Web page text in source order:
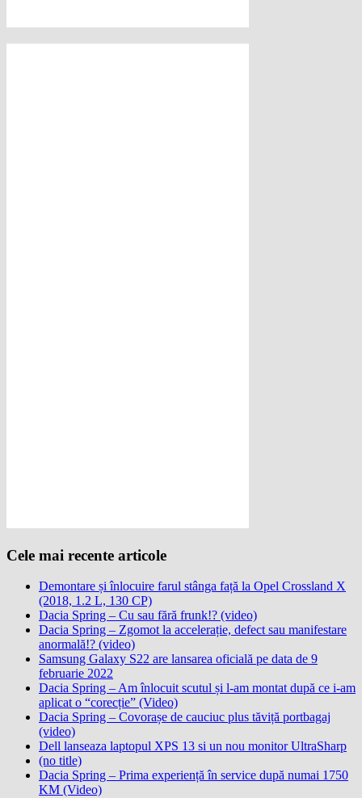
Cele mai recente articole
Demontare și înlocuire farul stânga față la Opel Crossland X
(2018, 1.2 L, 130 CP)
Dacia Spring – Cu sau fără frunk!? (video)
Dacia Spring – Zgomot la accelerație, defect sau manifestare
anormală!? (video)
Samsung Galaxy S22 are lansarea oficială pe data de 9
februarie 2022
Dacia Spring – Am înlocuit scutul și l-am montat după ce i-am
aplicat o “corecție” (Video)
Dacia Spring – Covorașe de cauciuc plus tăviță portbagaj
(video)
Dell lanseaza laptopul XPS 13 si un nou monitor UltraSharp
(no title)
Dacia Spring – Prima experiență în service după numai 1750
KM (Video)